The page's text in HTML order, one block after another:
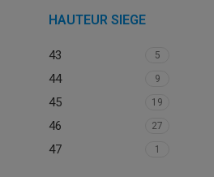
HAUTEUR SIEGE
43 5
44 9
45 19
46 27
47 1